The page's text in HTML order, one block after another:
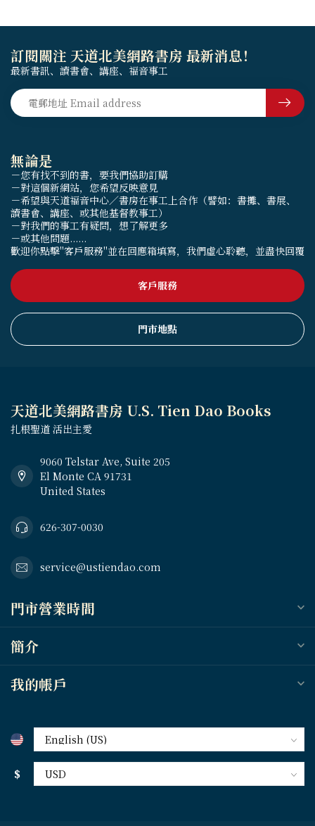
無論是
－您有找不到的書，要我們協助訂購
－對這個新網站，您希望反映意見
－希望與天道福音中心／書房在事工上合作（譬如：書攤、書展、
讀書會、講座、或其他基督教事工）
－對我們的事工有疑問，想了解更多
－或其他問題......
歡迎你點擊"客戶服務"並在回應箱填寫，我們虛心聆聽，並盡快回覆
客戶服務
門市地點
訂閱關注 天道北美網路書房 最新消息！
最新書訊、讀書會、講座、福音事工
天道北美網路書房 U.S. Tien Dao Books
扎根聖道 活出主愛
9060 Telstar Ave, Suite 205
El Monte CA 91731
United States
626-307-0030
service@ustiendao.com
門市營業時間
簡介
我的帳戶
$